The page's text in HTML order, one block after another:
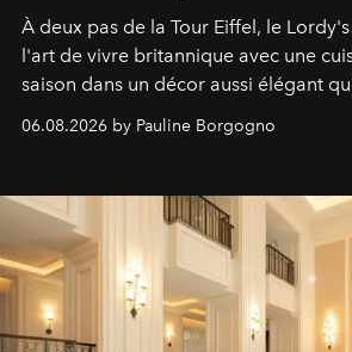
À deux pas de la Tour Eiffel, le
l'art de vivre britannique avec une
saison dans un décor aussi élégant
06.08.2026 by Pauline Borgogno